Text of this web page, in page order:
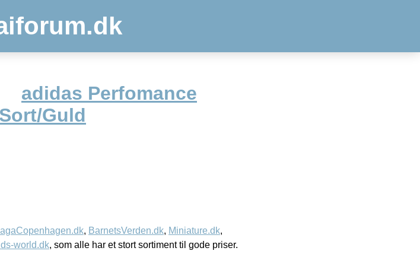
adidas Perfomance
Guld
, BarnetsVerden.dk, Miniature.dk,
world.dk, som alle har et stort sortiment til gode priser.